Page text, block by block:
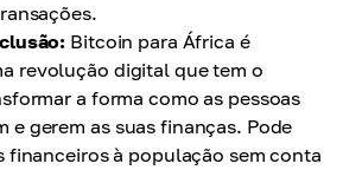
Bitcoin para África é
revolução digital que tem o
a forma como as pessoas
e gerem as suas finanças. Pode
financeiros à população sem conta